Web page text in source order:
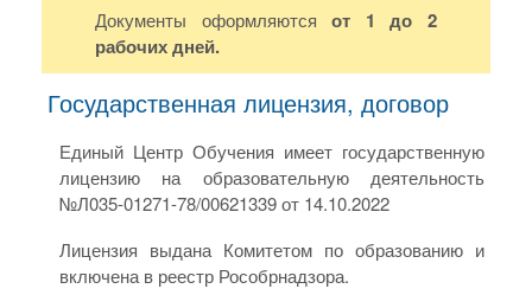
Документы оформляютсяот 1 до 2
рабочих дней.
Государственная лицензия, договор
Единый Центр Обучения имеет государственную
лицензию на образовательную деятельность
№Л035-01271-78/00621339 от 14.10.2022
Лицензия выдана Комитетом по образованию и
включена в реестр Рособрнадзора.